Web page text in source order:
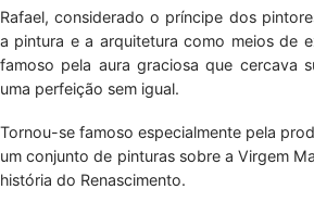
Rafael, considerado o príncipe dos
a pintura e a arquitetura como meios de
famoso pela aura graciosa que cercava
uma perfeição sem igual.
Tornou-se famoso especialmente pela
um conjunto de pinturas sobre a Virgem
história do Renascimento.